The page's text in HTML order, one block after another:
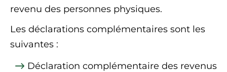
revenu des personnes physiques.
Les déclarations complémentaires sont les
suivantes :
Déclaration complémentaire des revenus